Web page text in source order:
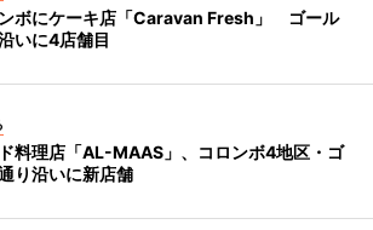
ボにケーキ店「Caravan Fresh」 ゴール
いに4店舗目
料理店「AL-MAAS」、コロンボ4地区・ゴ
り沿いに新店舗